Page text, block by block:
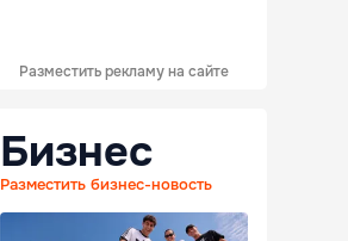
Разместить рекламу на сайте
Бизнес
Разместить бизнес-новость